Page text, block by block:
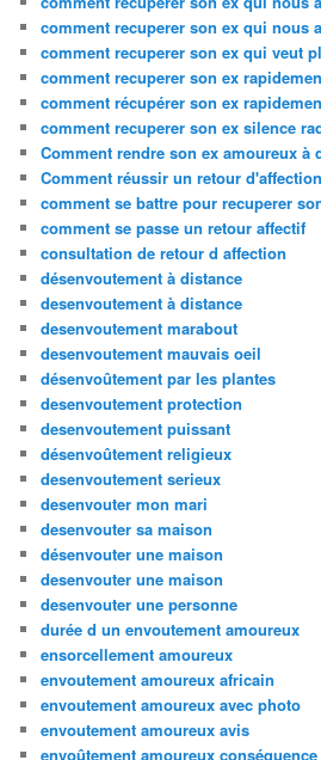
comment recuperer son ex qui nous
comment recuperer son ex qui veut
comment recuperer son ex
comment récupérer son ex
comment recuperer son ex silence
Comment rendre son ex amoureux à
Comment réussir un retour
comment se battre pour recuperer
comment se passe un retour affectif
consultation de retour d affection
désenvoutement à distance
desenvoutement à distance
desenvoutement marabout
desenvoutement mauvais oeil
désenvoûtement par les plantes
desenvoutement protection
desenvoutement puissant
désenvoûtement religieux
desenvoutement serieux
desenvouter mon mari
desenvouter sa maison
désenvouter une maison
desenvouter une maison
desenvouter une personne
durée d un envoutement amoureux
ensorcellement amoureux
envoutement amoureux africain
envoutement amoureux avec photo
envoutement amoureux avis
envoûtement amoureux conséquence